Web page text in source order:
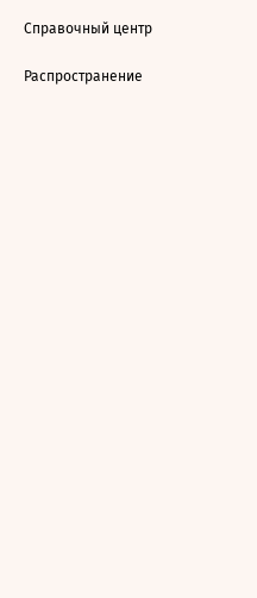
Справочный центр
Распространение